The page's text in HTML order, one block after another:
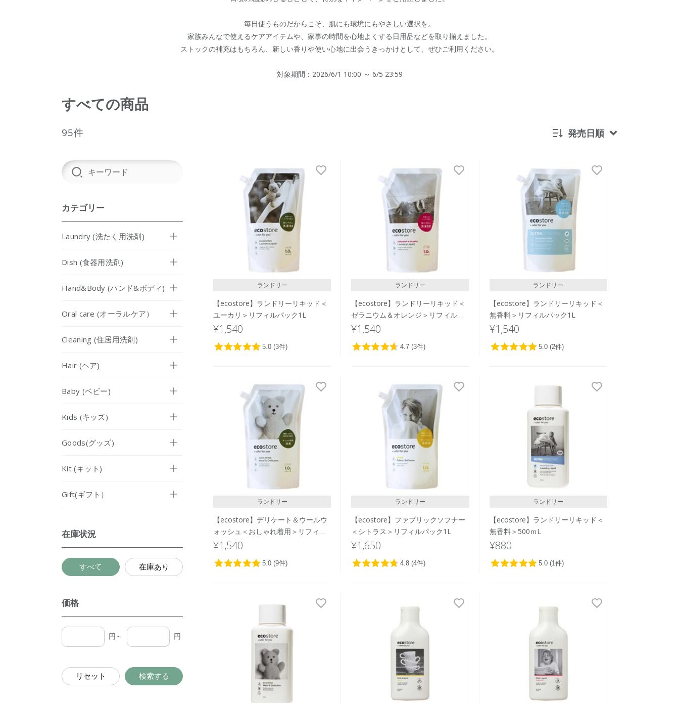
毎日使うものだからこそ、 肌にも環境にもやさしい選択を。
家族みんなで使えるケアアイテムや、 家事の時間を心地よくする日用品などを取り揃えました。
ストックの補充はもちろん、 新しい香りや使い心地に出会うきっかけとして、 ぜひご利用ください。
対象期間：2026/6/1 10:00 ～ 6/5 23:59
すべての商品
95件 発売日順
発売日順
価格が安い
価格が高い
レビュー評価が高い順
カテゴリー
Laundry (洗たく用洗剤)
Dish (食器用洗剤)
Hand&Body (ハンド&ボディ)
Oral care (オーラルケア）
Cleaning (住居用洗剤)
Hair (ヘア)
Baby (ベビー)
Kids (キッズ)
Goods(グッズ)
Kit (キット)
Gift(ギフト）
在庫状況
すべて 在庫あり
価格
円～ 円
リセット 検索する
ランドリー
【ecostore】ランドリーリキッド＜
ユーカリ＞リフィルパック1L
¥1,540
ランドリー
【ecostore】ランドリーリキッド＜
ゼラニウム＆オレンジ＞リフィルパ
ック1L
¥1,540
ランドリー
【ecostore】ランドリーリキッド＜
無香料＞リフィルパック1L
¥1,540
ランドリー
【ecostore】デリケート＆ウールウ
ォッシュ＜おしゃれ着用＞リフィル
パック1L
¥1,540
ランドリー
【ecostore】ファブリックソフナー
＜シトラス＞リフィルパック1L
¥1,650
ランドリー
【ecostore】ランドリーリキッド＜
無香料＞500ｍL
¥880